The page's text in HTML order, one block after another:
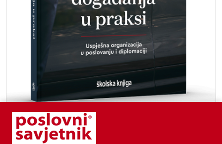
Protokol događanja u praksi - Uspješna organizacija